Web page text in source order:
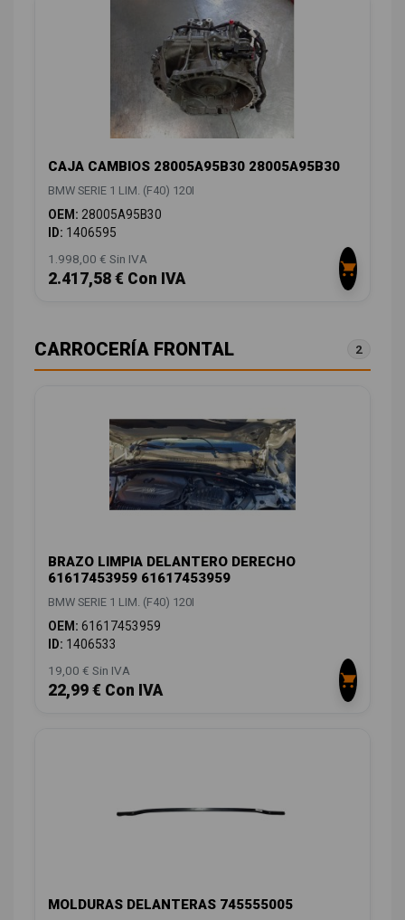
CAJA CAMBIOS 28005A95B30 28005A95B30
BMW SERIE 1 LIM. (F40) 120I
OEM: 28005A95B30
ID: 1406595
1.998,00 € Sin IVA
2.417,58 € Con IVA
CARROCERÍA FRONTAL 2
BRAZO LIMPIA DELANTERO DERECHO
61617453959 61617453959
BMW SERIE 1 LIM. (F40) 120I
OEM: 61617453959
ID: 1406533
19,00 € Sin IVA
22,99 € Con IVA
MOLDURAS DELANTERAS 745555005